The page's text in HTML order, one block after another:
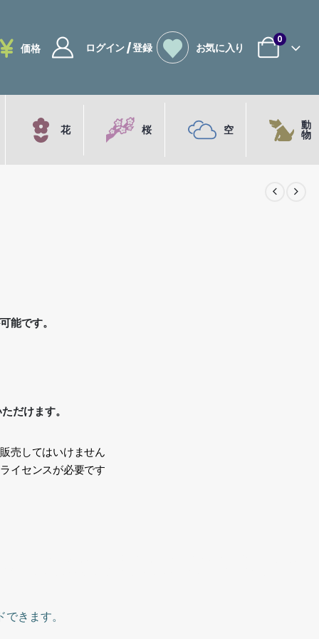
価格 ログイン / 登録 お気に入り
0
花 桜 空 動
物
能です。
だけます。
売してはいけません
イセンスが必要です
きます。